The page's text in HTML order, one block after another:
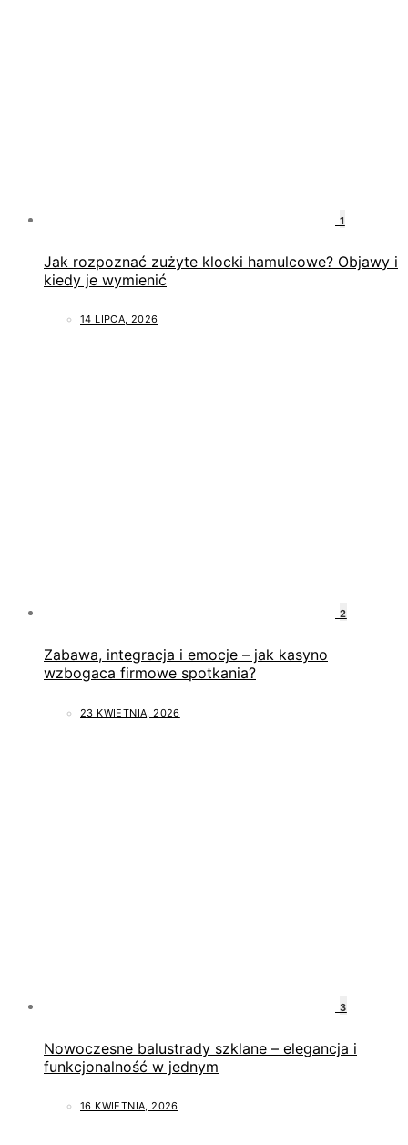
1
Jak rozpoznać zużyte klocki hamulcowe? Objawy i
kiedy je wymienić
14 LIPCA, 2026
2
Zabawa, integracja i emocje – jak kasyno
wzbogaca firmowe spotkania?
23 KWIETNIA, 2026
3
Nowoczesne balustrady szklane – elegancja i
funkcjonalność w jednym
16 KWIETNIA, 2026